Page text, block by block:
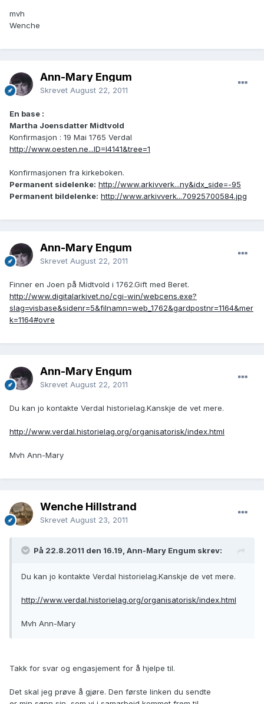
mvh
Wenche
Ann-Mary Engum
Skrevet August 22, 2011
En base :
Martha Joensdatter Midtvold
Konfirmasjon : 19 Mai 1765 Verdal
http://www.oesten.ne...ID=I4141&tree=1
Konfirmasjonen fra kirkeboken.
Permanent sidelenke: http://www.arkivverk...ny&idx_side=-95
Permanent bildelenke: http://www.arkivverk...70925700584.jpg
Ann-Mary Engum
Skrevet August 22, 2011
Finner en Joen på Midtvold i 1762.Gift med Beret.
http://www.digitalarkivet.no/cgi-win/webcens.exe?
slag=visbase&sidenr=5&filnamn=web_1762&gardpostnr=1164&mer
k=1164#ovre
Ann-Mary Engum
Skrevet August 22, 2011
Du kan jo kontakte Verdal historielag.Kanskje de vet mere.
http://www.verdal.historielag.org/organisatorisk/index.html
Mvh Ann-Mary
Wenche Hillstrand
Skrevet August 23, 2011
På 22.8.2011 den 16.19, Ann-Mary Engum skrev:
Du kan jo kontakte Verdal historielag.Kanskje de vet mere.
http://www.verdal.historielag.org/organisatorisk/index.html
Mvh Ann-Mary
Takk for svar og engasjement for å hjelpe til.
Det skal jeg prøve å gjøre. Den første linken du sendte